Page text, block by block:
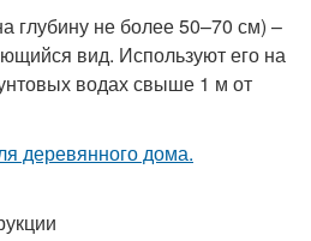
глубину не более 50–70 см) –
вид. Используют его на
водах свыше 1 м от